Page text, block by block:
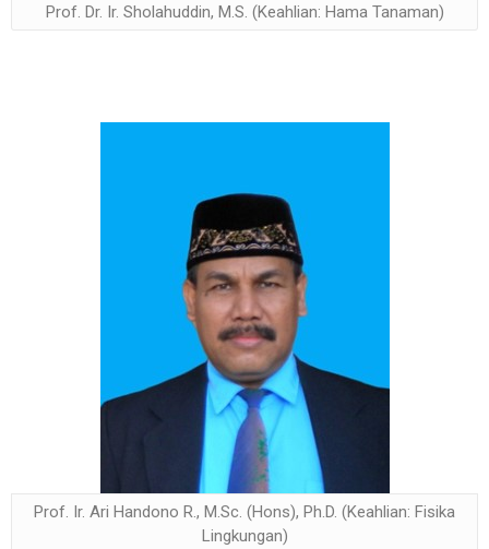
Prof. Dr. Ir. Sholahuddin, M.S. (Keahlian: Hama Tanaman)
Prof. Ir. Ari Handono R., M.Sc. (Hons), Ph.D. (Keahlian: Fisika
Lingkungan)